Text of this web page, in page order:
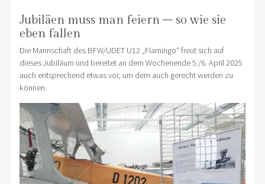
Jubiläen muss man feiern – so wie sie
eben fallen
Die Mannschaft des BFW/UDET U12 „Flamingo“ freut sich auf
dieses Jubiläum und bereitet an dem Wochenende 5./6. April 2025
auch entsprechend etwas vor, um dem auch gerecht werden zu
können.